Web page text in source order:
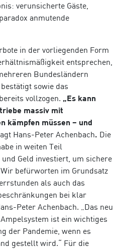
verunsicherte Gäste,
anmutende
in der vorliegenden Form
entsprechen,
Bundesländern
sowie das
vollzogen. „Es kann
massiv mit
kämpfen müssen – und
Hans-Peter Achenbach. Die
in weiten Teil
Geld investiert, um sichere
befürworten im Grundsatz
als auch das
bei klar
Peter Achenbach. „Das neu
ist ein wichtiges
der Pandemie, wenn es
gestellt wird.“ Für die